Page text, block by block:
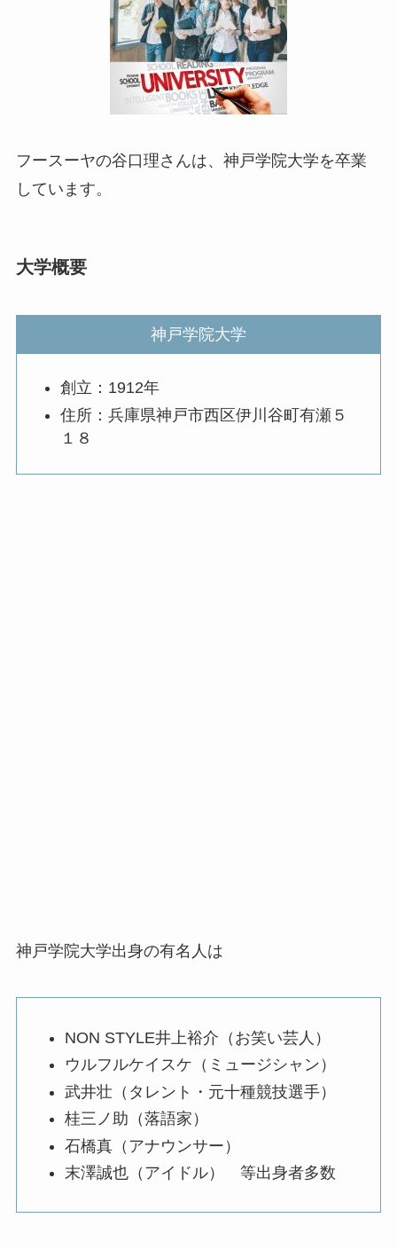
フースーヤの谷口理さんは、神戸学院大学を卒業
しています。
大学概要
神戸学院大学
創立：1912年
住所：兵庫県神戸市西区伊川谷町有瀬５
１８
神戸学院大学出身の有名人は
NON STYLE井上裕介（お笑い芸人）
ウルフルケイスケ（ミュージシャン）
武井壮（タレント・元十種競技選手）
桂三ノ助（落語家）
石橋真（アナウンサー）
末澤誠也（アイドル） 等出身者多数